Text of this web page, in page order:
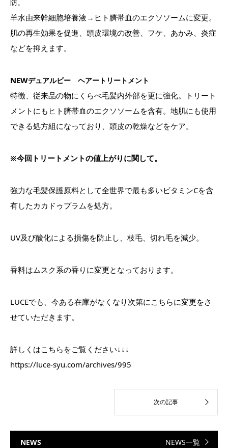
防。
羊水由来幹細胞培養液→ヒト臍帯血のエクソソームに変更。
肌の再生効果を促進、頭皮環境の改善、フケ、あかみ、炎症
などを抑えます。
NEWデュアルビー ヘアートリートメント
特徴、従来品の物にくらべ毛髪内外部を更に強化。トリート
メントにもヒト臍帯血のエクソソームを含有。地肌にも使用
できる処方組になっており、頭皮の乾燥などをケア。
※今回トリートメントの値上がりに関して。
強力な毛髪保護原料として全世界で最も多いビタミンCを含
有したカカドゥプラムを処方。
UV及び酸化による損傷を防止し、枝毛、切れ毛を減少。
香料はムスク系の香りに変更となっております。
LUCEでも、今ある在庫がなくなり次第にこちらに変更をさ
せていただきます。
詳しくはこちらをご覧ください↓↓↓
https://luce-syu.com/archives/995
NEWS NEWS一覧